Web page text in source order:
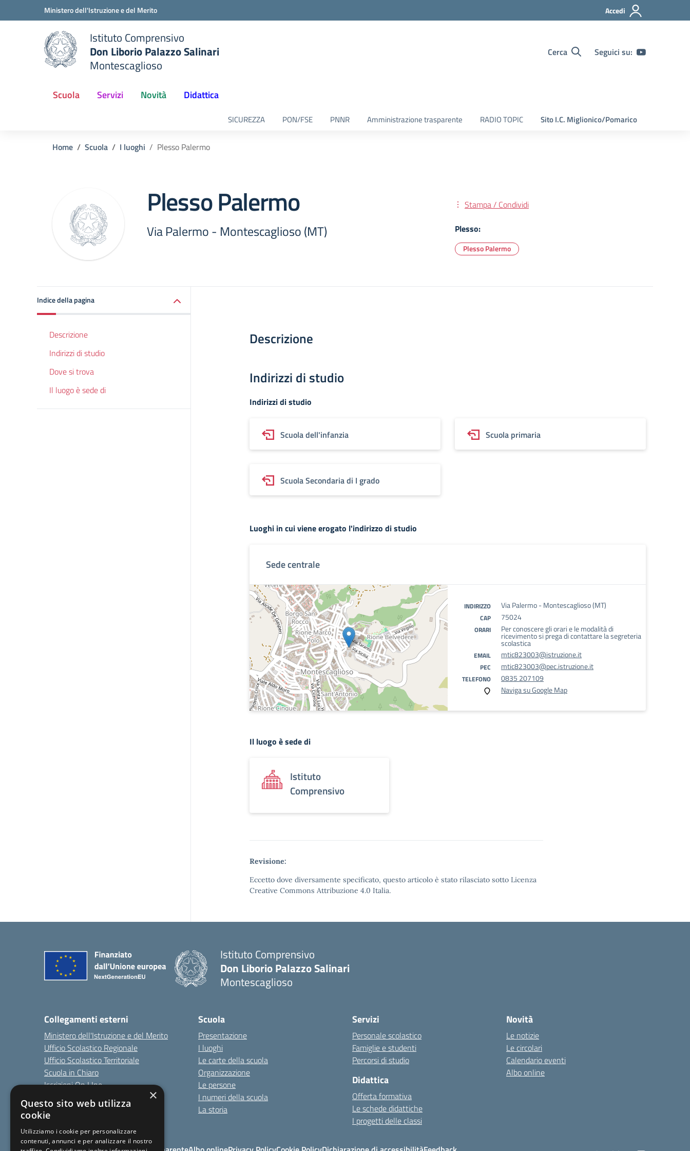
Vai ai contenuti
Vai al menu di navigazioneMinistero dell'Istruzione e del Merito Accedi
Istituto Comprensivo
Don Liborio Palazzo Salinari
Montescaglioso
Cerca Seguici su:
Scuola Servizi Novità Didattica
SICUREZZA PON/FSE PNNR Amministrazione trasparente RADIO TOPIC Sito I.C. Miglionico/Pomarico
Home Scuola I luoghi Plesso Palermo
Plesso Palermo
Via Palermo - Montescaglioso (MT)
Stampa / Condividi
Plesso:
Plesso Palermo
Indice della pagina
Descrizione
Indirizzi di studio
Dove si trova
Il luogo è sede di
Descrizione
Indirizzi di studio
Indirizzi di studio
Scuola dell'infanzia Scuola primaria
Scuola Secondaria di I grado
Luoghi in cui viene erogato l'indirizzo di studio
Sede centrale
INDIRIZZO Via Palermo - Montescaglioso (MT)
CAP 75024
ORARI Per conoscere gli orari e le modalità di
ricevimento si prega di contattare la segreteria
scolastica
EMAIL mtic823003@istruzione.it
PEC mtic823003@pec.istruzione.it
TELEFONO
0835 207109
Naviga su Google Map
Il luogo è sede di
Istituto
Comprensivo
Revisione:
Eccetto dove diversamente specificato, questo articolo è stato rilasciato sotto Licenza
Creative Commons Attribuzione 4.0 Italia.
Istituto Comprensivo
Don Liborio Palazzo Salinari
Montescaglioso
Collegamenti esterni
Ministero dell'Istruzione e del Merito
Ufficio Scolastico Regionale
Ufficio Scolastico Territoriale
Scuola in Chiaro
Iscrizioni On LIne
Invalsi
Comune
Scuola
Presentazione
I luoghi
Le carte della scuola
Organizzazione
Le persone
I numeri della scuola
La storia
Servizi
Personale scolastico
Famiglie e studenti
Percorsi di studio
Didattica
Offerta formativa
Le schede didattiche
I progetti delle classi
Novità
Le notizie
Le circolari
Calendario eventi
Albo online
×
Questo sito web utilizza
cookie
Utilizziamo i cookie per personalizzare
contenuti, annunci e per analizzare il nostro